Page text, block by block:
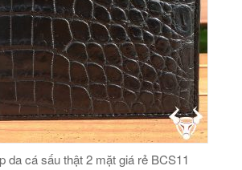
lượng
da cá sấu thật 2 mặt giá rẻ BCS11